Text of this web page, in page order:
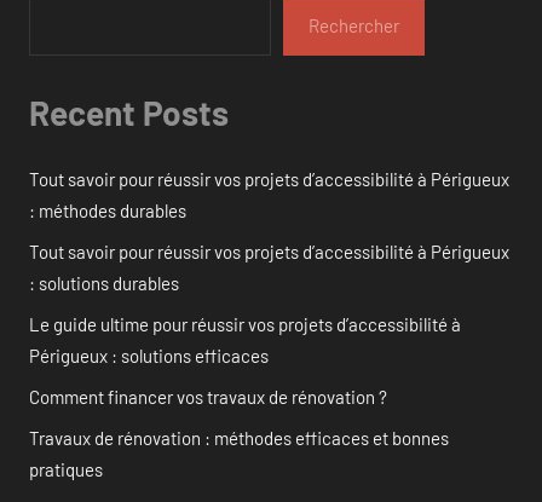
Rechercher
Recent Posts
Tout savoir pour réussir vos projets d’accessibilité à Périgueux
: méthodes durables
Tout savoir pour réussir vos projets d’accessibilité à Périgueux
: solutions durables
Le guide ultime pour réussir vos projets d’accessibilité à
Périgueux : solutions efficaces
Comment financer vos travaux de rénovation ?
Travaux de rénovation : méthodes efficaces et bonnes
pratiques